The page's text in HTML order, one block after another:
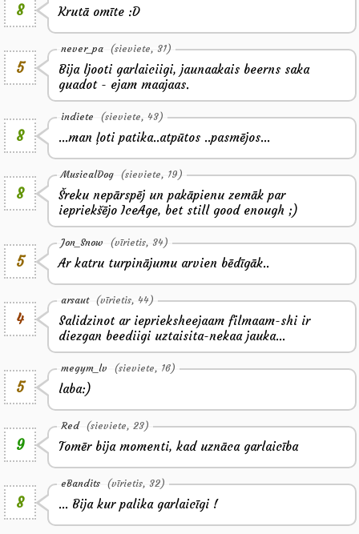
8 Krutā omīte :D
5
never_pa (sieviete, 31)
Bija ljooti garlaiciigi, jaunaakais beerns saka
guadot - ejam maajaas.
8
indiete (sieviete, 43)
...man ļoti patika..atpūtos ..pasmējos...
8
MusicalDog (sieviete, 19)
Šreku nepārspēj un pakāpienu zemāk par
iepriekšējo IceAge, bet still good enough ;)
5
Jon_Snow (vīrietis, 34)
Ar katru turpinājumu arvien bēdīgāk..
4
arsaut (vīrietis, 44)
Salidzinot ar ieprieksheejaam filmaam-shi ir
diezgan beediigi uztaisita-nekaa jauka...
5
megym_lv (sieviete, 16)
laba:)
9
Red (sieviete, 23)
Tomēr bija momenti, kad uznāca garlaicība
8
eBandits (vīrietis, 32)
... Bija kur palika garlaicīgi !